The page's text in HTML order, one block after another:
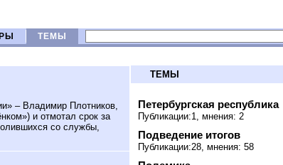
ТЕМЫ
– Владимир Плотников,
и отмотал срок за
со службы,
ТЕМЫ
Петербургская республика
Публикации:1, мнения: 2
Подведение итогов
Публикации:28, мнения: 58